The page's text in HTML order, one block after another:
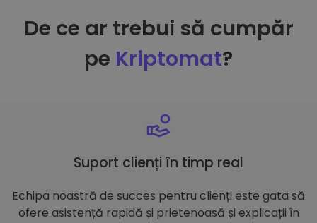
De ce ar trebui să cumpăr
pe Kriptomat?
Suport clienți în timp real
Echipa noastră de succes pentru clienți este gata să
ofere asistență rapidă și prietenoasă și explicații în